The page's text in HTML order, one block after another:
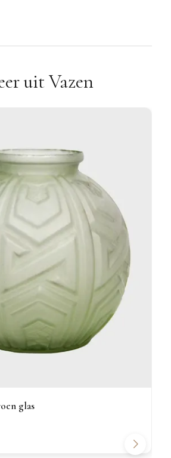
uit Vazen
glas